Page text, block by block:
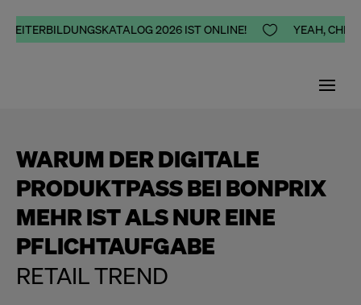
2026 IST ONLINE!  YEAH,
WARUM DER DIGITALE
PRODUKTPASS BEI BONPRIX
MEHR IST ALS NUR EINE
PFLICHTAUFGABE
RETAIL TREND